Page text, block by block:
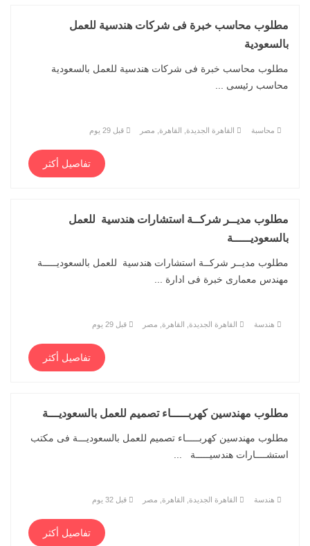
مطلوب محاسب خبرة فى شركات هندسية للعمل
بالسعودية
مطلوب محاسب خبرة فى شركات هندسية للعمل بالسعودية
محاسب رئيسى ...
محاسبة القاهرة الجديدة, القاهرة, مصر قبل 29 يوم
تفاصيل أكثر
مطلوب مديــر شركــة استشارات هندسية للعمل
بالسعوديـــــة
مطلوب مديــر شركــة استشارات هندسية للعمل بالسعوديـــــة
مهندس معمارى خبرة فى ادارة ...
هندسة القاهرة الجديدة, القاهرة, مصر قبل 29 يوم
تفاصيل أكثر
مطلوب مهندسين كهربـــــاء تصميم للعمل بالسعوديـــة
مطلوب مهندسين كهربـــــاء تصميم للعمل بالسعوديـــة فى مكتب
استشــــارات هندسيـــــة ...
هندسة القاهرة الجديدة, القاهرة, مصر قبل 32 يوم
تفاصيل أكثر